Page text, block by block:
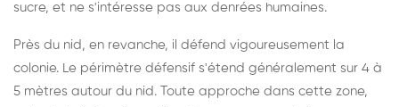
sucre, et ne s'intéresse pas aux denrées humaines.
Près du nid, en revanche, il défend vigoureusement la
colonie. Le périmètre défensif s'étend généralement sur 4 à
5 mètres autour du nid. Toute approche dans cette zone,